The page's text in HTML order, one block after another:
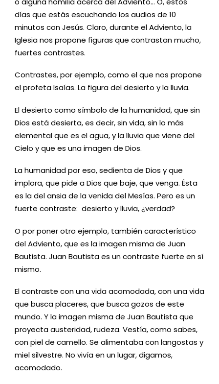
días que estás escuchando los audios de 10
minutos con Jesús. Claro, durante el Adviento, la
Iglesia nos propone figuras que contrastan mucho,
fuertes contrastes.
Contrastes, por ejemplo, como el que nos propone
el profeta Isaías. La figura del desierto y la lluvia.
El desierto como símbolo de la humanidad, que sin
Dios está desierta, es decir, sin vida, sin lo más
elemental que es el agua, y la lluvia que viene del
Cielo y que es una imagen de Dios.
La humanidad por eso, sedienta de Dios y que
implora, que pide a Dios que baje, que venga. Ésta
es la del ansia de la venida del Mesías. Pero es un
fuerte contraste: desierto y lluvia, ¿verdad?
O por poner otro ejemplo, también característico
del Adviento, que es la imagen misma de Juan
Bautista. Juan Bautista es un contraste fuerte en sí
mismo.
El contraste con una vida acomodada, con una vida
que busca placeres, que busca gozos de este
mundo. Y la imagen misma de Juan Bautista que
proyecta austeridad, rudeza. Vestía, como sabes,
con piel de camello. Se alimentaba con langostas y
miel silvestre. No vivía en un lugar, digamos,
acomodado.